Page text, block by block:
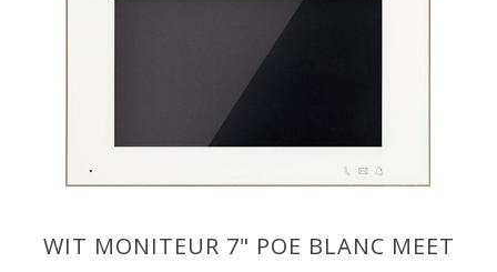
WIT MONITEUR 7" POE BLANC MEET